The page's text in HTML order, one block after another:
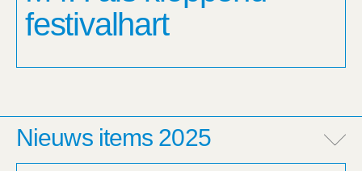
festivalhart
Nieuws items 2025